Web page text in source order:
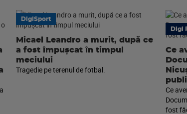
DigiSport
Micael Leandro a murit, după ce
a fost împușcat în timpul
meciului
Tragedie pe terenul de fotbal.
Digi
Ce
Ce
fost